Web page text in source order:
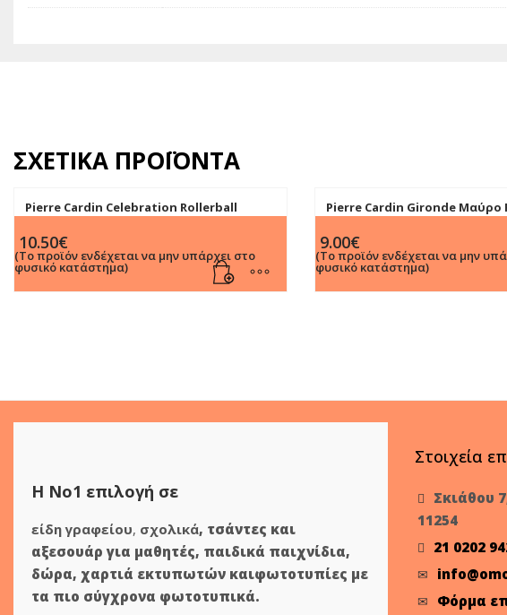
ΣΧΕΤΙΚΆ ΠΡΟΪΌΝΤΑ
Pierre Cardin Celebration Rollerball
10.50€
(Το προϊόν ενδέχεται να μην υπάρχει στο
φυσικό κατάστημα)
Pierre Cardin Gironde Μαύρο
9.00€
(Το προϊόν ενδέχεται να μην
φυσικό κατάστημα)
Η Νο1 επιλογή σε
είδη γραφείου, σχολικά, τσάντες και
αξεσουάρ για μαθητές, παιδικά παιχνίδια,
δώρα, χαρτιά εκτυπωτών καιφωτοτυπίες με
τα πιο σύγχρονα φωτοτυπικά.
Στοιχεία
Σκιάθου
11254
21 0202
Φόρμα